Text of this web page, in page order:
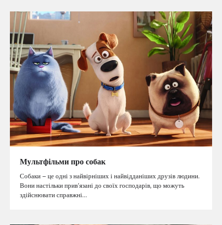
Мультфільми про собак
Собаки – це одні з найвірніших і найвідданіших друзів людини.
Вони настільки прив’язані до своїх господарів, що можуть
здійснювати справжні…